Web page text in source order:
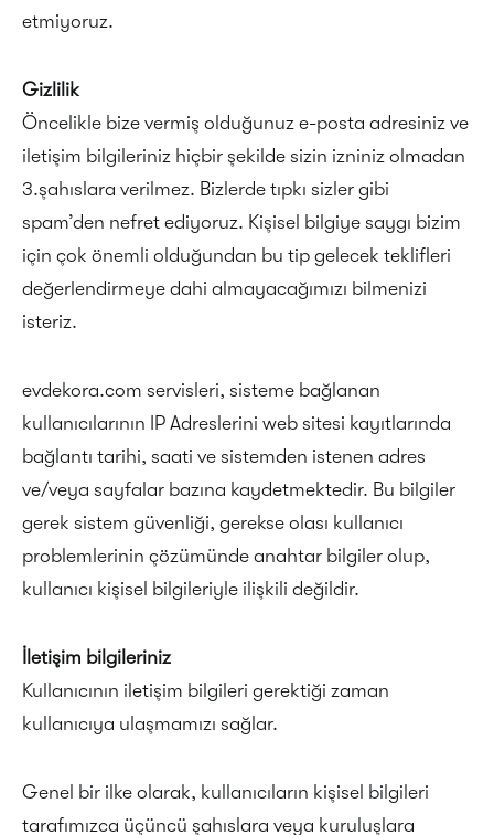
etmiyoruz.
Gizlilik
Öncelikle bize vermiş olduğunuz e-posta adresiniz ve
iletişim bilgileriniz hiçbir şekilde sizin izniniz olmadan
3.şahıslara verilmez. Bizlerde tıpkı sizler gibi
spam’den nefret ediyoruz. Kişisel bilgiye saygı bizim
için çok önemli olduğundan bu tip gelecek teklifleri
değerlendirmeye dahi almayacağımızı bilmenizi
isteriz.
evdekora.com servisleri, sisteme bağlanan
kullanıcılarının IP Adreslerini web sitesi kayıtlarında
bağlantı tarihi, saati ve sistemden istenen adres
ve/veya sayfalar bazına kaydetmektedir. Bu bilgiler
gerek sistem güvenliği, gerekse olası kullanıcı
problemlerinin çözümünde anahtar bilgiler olup,
kullanıcı kişisel bilgileriyle ilişkili değildir.
İletişim bilgileriniz
Kullanıcının iletişim bilgileri gerektiği zaman
kullanıcıya ulaşmamızı sağlar.
Genel bir ilke olarak, kullanıcıların kişisel bilgileri
tarafımızca üçüncü şahıslara veya kuruluşlara